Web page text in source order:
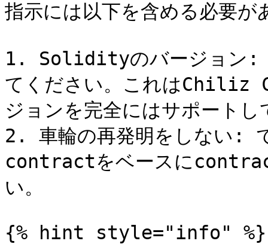
指示には以下を含める必要が
1. Solidityのバージョン:
てください。これはChiliz
ジョンを完全にはサポート
2. 車輪の再発明をしない:
contractをベースに
い。
{% hint style="info" %}